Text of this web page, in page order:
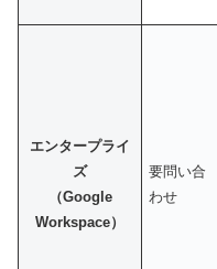
エンタープライ
ズ
（Google
Workspace）
要問い合
わせ